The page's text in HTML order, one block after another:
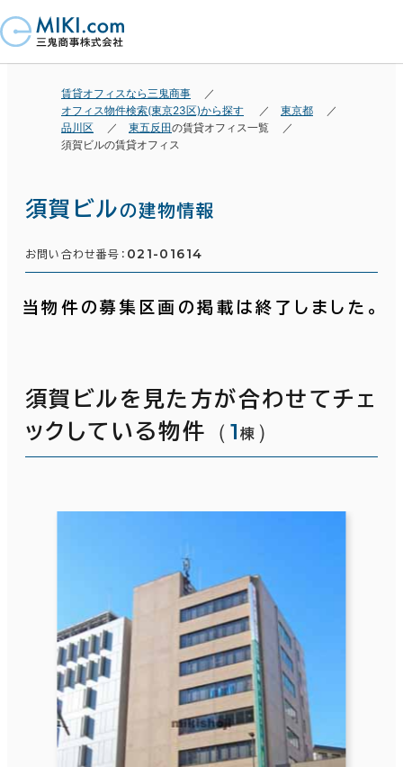
賃貸オフィスなら三鬼商事
オフィス物件検索(東京23区)から探す
東京都
品川区
東五反田の賃貸オフィス一覧
須賀ビルの賃貸オフィス
須賀ビルの建物情報
お問い合わせ番号： 021-01614
当物件の募集区画の掲載は終了しました。
須賀ビルを見た方が合わせてチェ
ックしている物件
（ 1棟 ）